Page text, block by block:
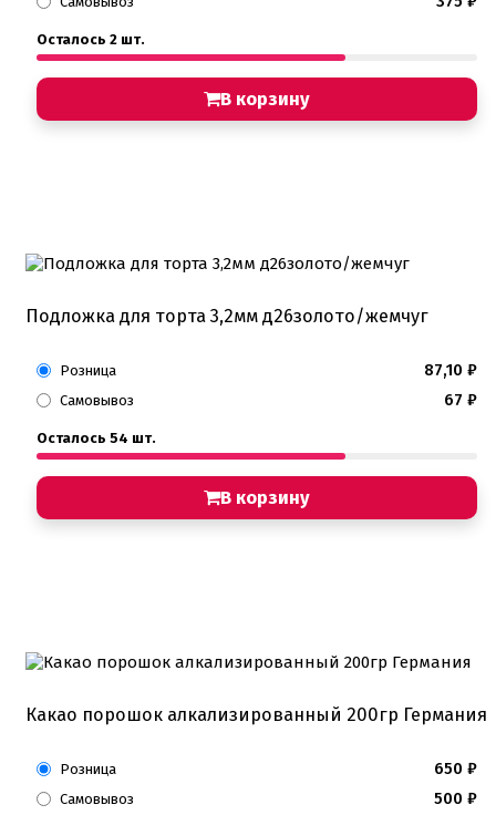
Осталось 2 шт.
В корзину
Подложка для торта 3,2мм д26золото/жемчуг
Розница 87,10 ₽
Самовывоз 67 ₽
Осталось 54 шт.
В корзину
Какао порошок алкализированный 200гр Германия
Розница 650 ₽
Самовывоз 500 ₽